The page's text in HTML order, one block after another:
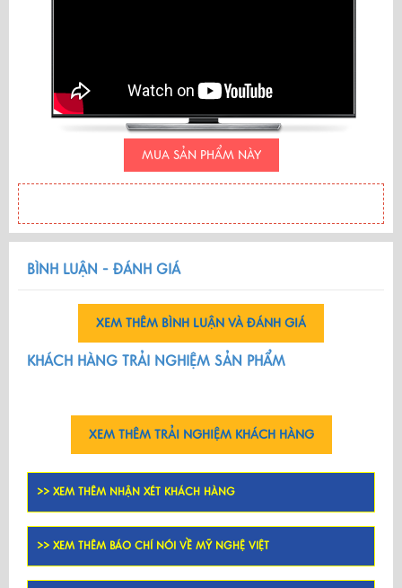
MUA SẢN PHẨM NÀY
BÌNH LUẬN - ĐÁNH GIÁ
XEM THÊM BÌNH LUẬN VÀ ĐÁNH GIÁ
KHÁCH HÀNG TRẢI NGHIỆM SẢN PHẨM
XEM THÊM TRẢI NGHIỆM KHÁCH HÀNG
>> XEM THÊM NHẬN XÉT KHÁCH HÀNG
>> XEM THÊM BÁO CHÍ NÓI VỀ MỸ NGHỆ VIỆT